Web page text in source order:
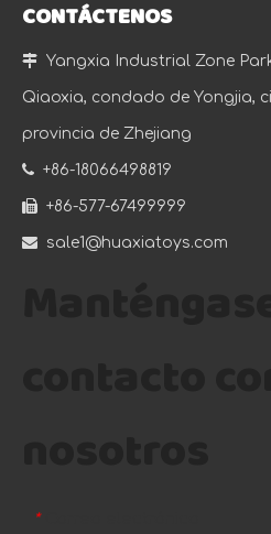
CONTÁCTENOS
 Yangxia Industrial Zone
Qiaoxia, condado de Yongjia,
provincia de Zhejiang
 +86-18066498819
 +86-577-67499999
 sale1@huaxiatoys.com
*